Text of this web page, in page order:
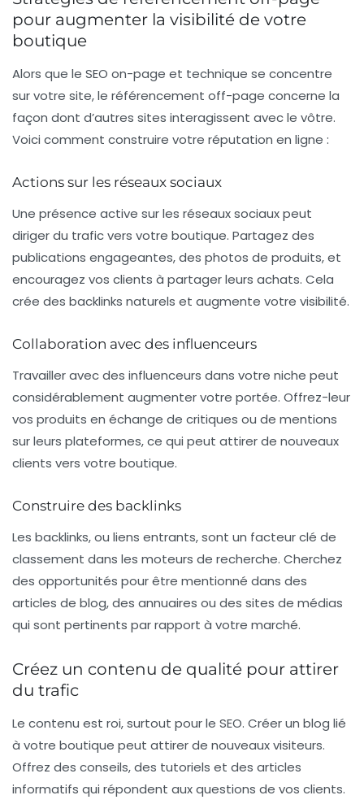
pour augmenter la visibilité de votre
boutique
Alors que le SEO on-page et technique se concentre
sur votre site, le référencement off-page concerne la
façon dont d’autres sites interagissent avec le vôtre.
Voici comment construire votre réputation en ligne :
Actions sur les réseaux sociaux
Une présence active sur les réseaux sociaux peut
diriger du trafic vers votre boutique. Partagez des
publications engageantes, des photos de produits, et
encouragez vos clients à partager leurs achats. Cela
crée des backlinks naturels et augmente votre visibilité.
Collaboration avec des influenceurs
Travailler avec des influenceurs dans votre niche peut
considérablement augmenter votre portée. Offrez-leur
vos produits en échange de critiques ou de mentions
sur leurs plateformes, ce qui peut attirer de nouveaux
clients vers votre boutique.
Construire des backlinks
Les backlinks, ou liens entrants, sont un facteur clé de
classement dans les moteurs de recherche. Cherchez
des opportunités pour être mentionné dans des
articles de blog, des annuaires ou des sites de médias
qui sont pertinents par rapport à votre marché.
Créez un contenu de qualité pour attirer
du trafic
Le contenu est roi, surtout pour le SEO. Créer un blog lié
à votre boutique peut attirer de nouveaux visiteurs.
Offrez des conseils, des tutoriels et des articles
informatifs qui répondent aux questions de vos clients.